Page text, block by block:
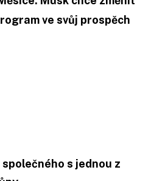
ve svůj prospěch
společného s jednou z